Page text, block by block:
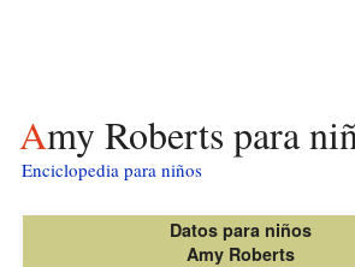
Amy Roberts para
Enciclopedia para niños
Datos para niños
Amy Roberts